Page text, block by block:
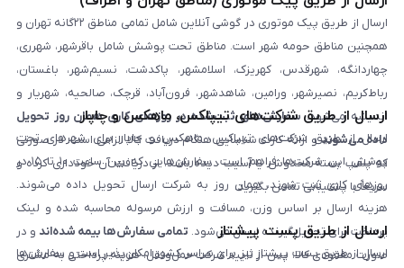
ارسال از طریق پیک موتوری در گوشی آنلاین شامل تمامی مناطق ۲۲گانه تهران و
همچنین مناطق حومه شهر است. مناطق تحت پوشش شامل باقرشهر، شهرری،
چهاردانگه، شهرقدس، کهریزک، اسلامشهر، پاکدشت، نسیم‌شهر، باغستان،
رباط‌کریم، نصیرشهر، ورامین، شاهدشهر، فرون‌آباد، قرچک، صالحیه، شهریار و
اندیشه می‌شود. سفارش‌های ثبت‌شده در روزهای کاری همان روز تحویل
داده می‌شوندو ارائه کارت شناسایی هنگام دریافت کالا الزامی است. در صورتی
که پلمپ بسته مخدوش یا آسیب دیده باشد، از دریافت آن خودداری کرده و
سریعاً با پشتیبانی تماس بگیرید.
ارسال از طریق شرکت‌های تیپاکس، ماهکس و چاپار
ارسال از طریق شرکت‌های تیپاکس، ماهکس و چاپار برای شهرهای تحت
پوشش این شرکت‌ها فراهم است. سفارش‌هایی که بین ساعت ۱۰ تا ۱۵ در
روزهای کاری ثبت شوند، همان روز به شرکت ارسال تحویل داده می‌شوند.
هزینه ارسال بر اساس وزن، مسافت و ارزش مرسوله محاسبه شده و لینک
پرداخت برای تحویل‌گیرنده ارسال می‌شود. تمامی سفارش‌ها بیمه شده‌اند و در
صورت مفقودی کالا، پس از تایید شرکت حمل‌ونقل، هزینه پرداختی به مشتری
ارسال از طریق پست پیشتاز
ارسال از طریق پست پیشتاز نیز برای سراسر کشور امکان‌پذیر است و سفارش‌ها